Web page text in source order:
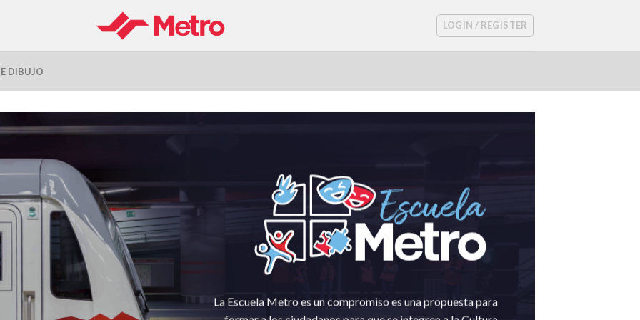
LOGIN / REGISTER
DIBUJO
La Escuela Metro es un compromiso es una propuesta para